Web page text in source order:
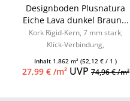
Designboden Plusnatura
Eiche Lava dunkel Braun...
Kork Rigid-Kern, 7 mm stark,
Klick-Verbindung,
Feuchtraumgeeignet, 4-seitige
Minifase
Inhalt 1.862 m²(52,12 € / 1 )
27,99 € /m²UVP 74,96 € /m²